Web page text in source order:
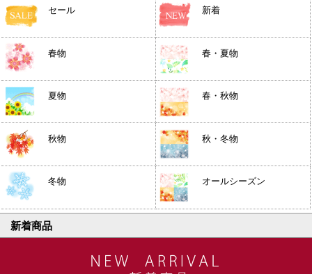
セール 新着
春物 春・夏物
夏物 春・秋物
秋物 秋・冬物
冬物 オールシーズン
新着商品